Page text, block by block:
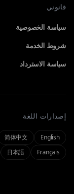
قانوني
سياسة الخصوصية
شروط الخدمة
سياسة الاسترداد
إصدارات اللغة
English
简体中文
Français
日本語
اختر أداة لبدء الإنشاء
مولدإدارة الحساب وعرض